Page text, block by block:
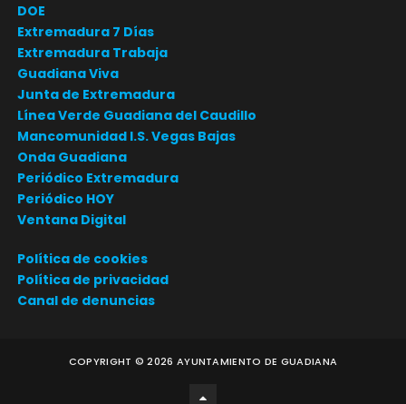
DOE
Extremadura 7 Días
Extremadura Trabaja
Guadiana Viva
Junta de Extremadura
Línea Verde Guadiana del Caudillo
Mancomunidad I.S. Vegas Bajas
Onda Guadiana
Periódico Extremadura
Periódico HOY
Ventana Digital
Política de cookies
Política de privacidad
Canal de denuncias
COPYRIGHT ©2026 AYUNTAMIENTO DE GUADIANA